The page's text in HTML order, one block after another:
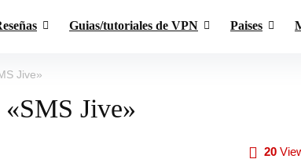
Guias/tutoriales de VPN Paises
Jive»
Jive»
20